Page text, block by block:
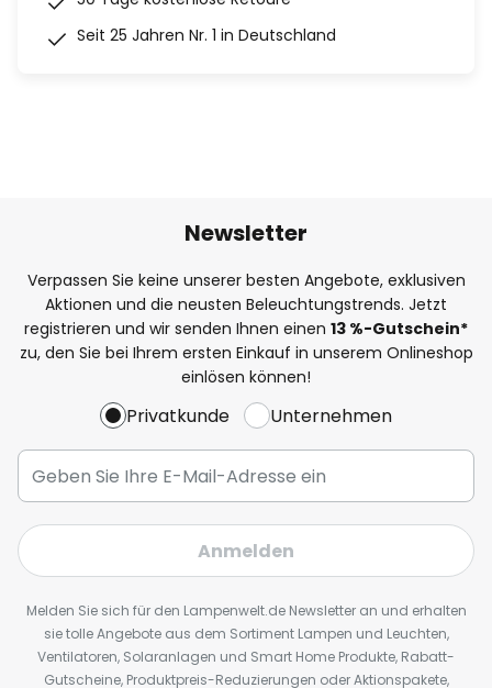
Seit 25 Jahren Nr. 1 in Deutschland
Newsletter
Verpassen Sie keine unserer besten Angebote, exklusiven
Aktionen und die neusten Beleuchtungstrends. Jetzt
registrieren und wir senden Ihnen einen 13 %-Gutschein*
zu, den Sie bei Ihrem ersten Einkauf in unserem Onlineshop
einlösen können!
Privatkunde Unternehmen
Anmelden
Melden Sie sich für den Lampenwelt.de Newsletter an und erhalten
sie tolle Angebote aus dem Sortiment Lampen und Leuchten,
Ventilatoren, Solaranlagen und Smart Home Produkte, Rabatt-
Gutscheine, Produktpreis-Reduzierungen oder Aktionspakete,